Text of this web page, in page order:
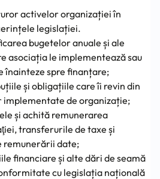
activelor organizației în
legislației.
bugetelor anuale și ale
asociația le implementează sau
înainteze spre finanțare;
și obligațiile care îi revin din
de organizație;
și achită remunerarea
transferurile de taxe și
remunerării date;
financiare și alte dări de seamă
cu legislația națională